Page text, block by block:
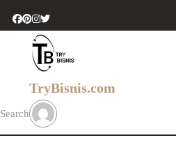
TryBisnis.com
Search